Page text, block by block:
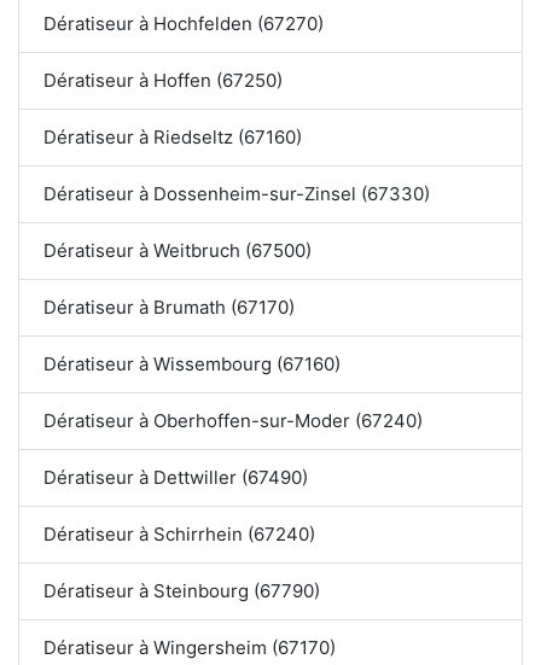
Dératiseur à Hochfelden (67270)
Dératiseur à Hoffen (67250)
Dératiseur à Riedseltz (67160)
Dératiseur à Dossenheim-sur-Zinsel (67330)
Dératiseur à Weitbruch (67500)
Dératiseur à Brumath (67170)
Dératiseur à Wissembourg (67160)
Dératiseur à Oberhoffen-sur-Moder (67240)
Dératiseur à Dettwiller (67490)
Dératiseur à Schirrhein (67240)
Dératiseur à Steinbourg (67790)
Dératiseur à Wingersheim (67170)